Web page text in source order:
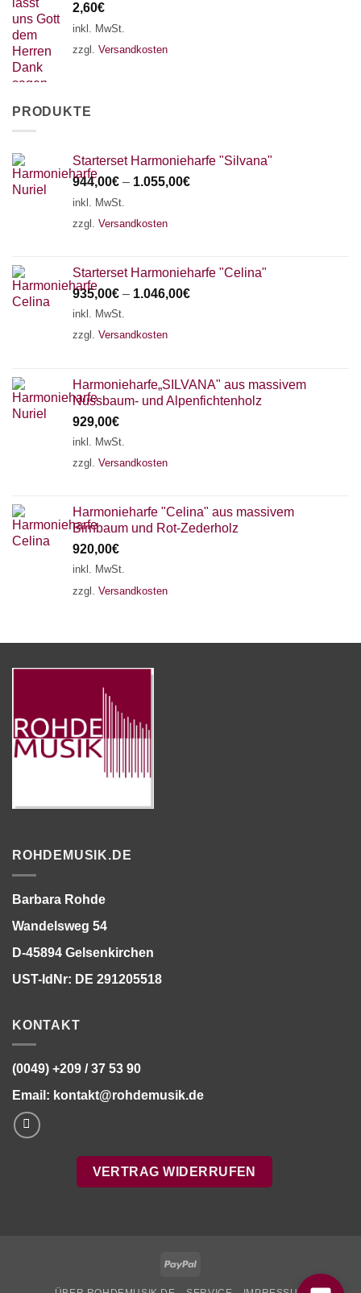
2,60€
inkl. MwSt.
zzgl. Versandkosten
PRODUKTE
Starterset Harmonieharfe "Silvana"
944,00€ – 1.055,00€
inkl. MwSt.
zzgl. Versandkosten
Starterset Harmonieharfe "Celina"
935,00€ – 1.046,00€
inkl. MwSt.
zzgl. Versandkosten
Harmonieharfe„SILVANA" aus massivem
Nussbaum- und Alpenfichtenholz
929,00€
inkl. MwSt.
zzgl. Versandkosten
Harmonieharfe "Celina" aus massivem
Birnbaum und Rot-Zederholz
920,00€
inkl. MwSt.
zzgl. Versandkosten
ROHDEMUSIK.DE
Barbara Rohde
Wandelsweg 54
D-45894 Gelsenkirchen
UST-IdNr: DE 291205518
KONTAKT
(0049) +209 / 37 53 90
Email: kontakt@rohdemusik.de
VERTRAG WIDERRUFEN
PayPal